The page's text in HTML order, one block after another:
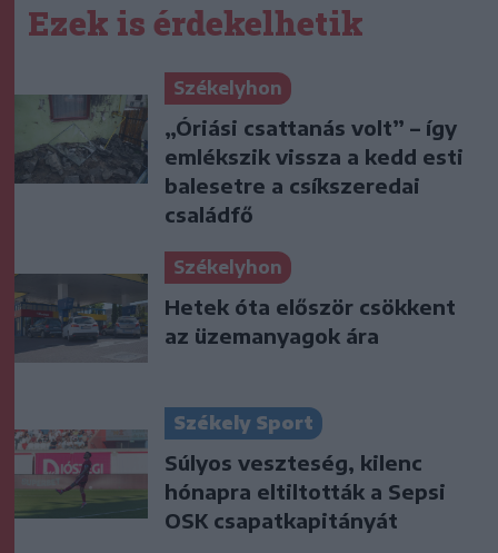
Ezek is érdekelhetik
Székelyhon
„Óriási csattanás volt” – így
emlékszik vissza a kedd esti
balesetre a csíkszeredai
családfő
Székelyhon
Hetek óta először csökkent
az üzemanyagok ára
Székely Sport
Súlyos veszteség, kilenc
hónapra eltiltották a Sepsi
OSK csapatkapitányát